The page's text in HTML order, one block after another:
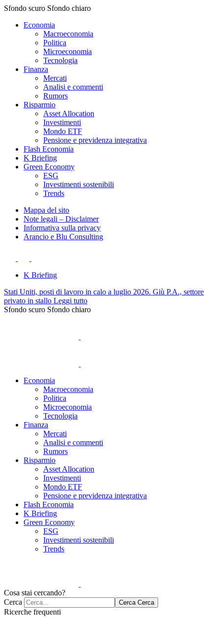
Sfondo scuro Sfondo chiaro
Economia
Macroeconomia
Politica
Microeconomia
Tecnologia
Finanza
Mercati
Analisi e commenti
Rumors
Risparmio
Asset Allocation
Investimenti
Mondo ETF
Pensione e previdenza integrativa
Flash Economia
K Briefing
Green Economy
ESG
Investimenti sostenibili
Trends
Mappa del sito
Note legali – Disclaimer
Informativa sulla privacy
Arancio e Blu Consulting
K Briefing
Stati Uniti, posti di lavoro in calo a luglio 2026. Giù P.A., settore
privato in stallo Leggi tutto
Sfondo scuro Sfondo chiaro
Economia
Macroeconomia
Politica
Microeconomia
Tecnologia
Finanza
Mercati
Analisi e commenti
Rumors
Risparmio
Asset Allocation
Investimenti
Mondo ETF
Pensione e previdenza integrativa
Flash Economia
K Briefing
Green Economy
ESG
Investimenti sostenibili
Trends
Cosa stai cercando?
Cerca
Cerca Cerca
Ricerche frequenti